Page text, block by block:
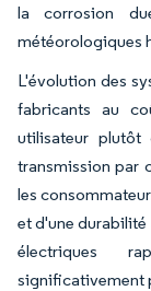
la corrosion
météorologiques
L'évolution des
fabricants au
utilisateur plutôt
transmission par
les
et d'une durabilité
électriques
significativement